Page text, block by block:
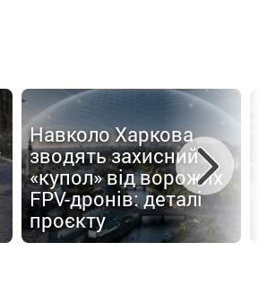
Навколо Харкова
зводять захисний
«купол» від ворожих
FPV-дронів: деталі
проєкту